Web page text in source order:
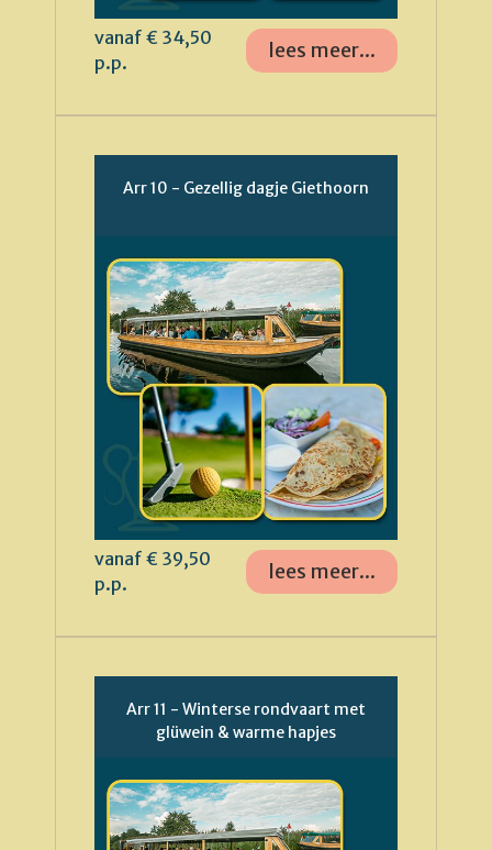
vanaf € 34,50
p.p.
lees meer...
Arr 10 - Gezellig dagje Giethoorn
vanaf € 39,50
p.p.
lees meer...
Arr 11 - Winterse rondvaart met
glüwein & warme hapjes